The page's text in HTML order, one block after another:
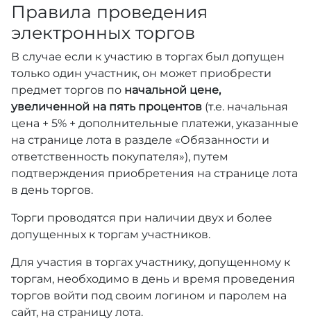
Правила проведения
электронных торгов
В случае если к участию в торгах был допущен
только один участник, он может приобрести
предмет торгов по начальной цене,
увеличенной на пять процентов (т.е. начальная
цена + 5% + дополнительные платежи, указанные
на странице лота в разделе «Обязанности и
ответственность покупателя»), путем
подтверждения приобретения на странице лота
в день торгов.
Торги проводятся при наличии двух и более
допущенных к торгам участников.
Для участия в торгах участнику, допущенному к
торгам, необходимо в день и время проведения
торгов войти под своим логином и паролем на
сайт, на страницу лота.